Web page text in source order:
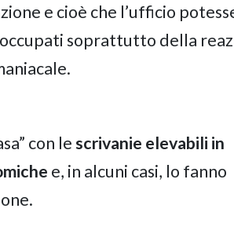
e cioè che l’ufficio
soprattutto della
con lescrivanie elevabili in
e, in alcuni casi, lo fanno